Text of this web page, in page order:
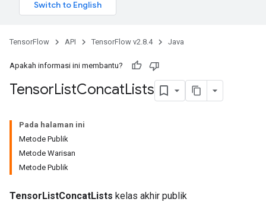
TensorFlow API TensorFlow v2.8.4 Java
Apakah informasi ini membantu?
TensorListConcatLists
Pada halaman ini
Metode Publik
Metode Warisan
Metode Publik
TensorListConcatLists kelas akhir publik